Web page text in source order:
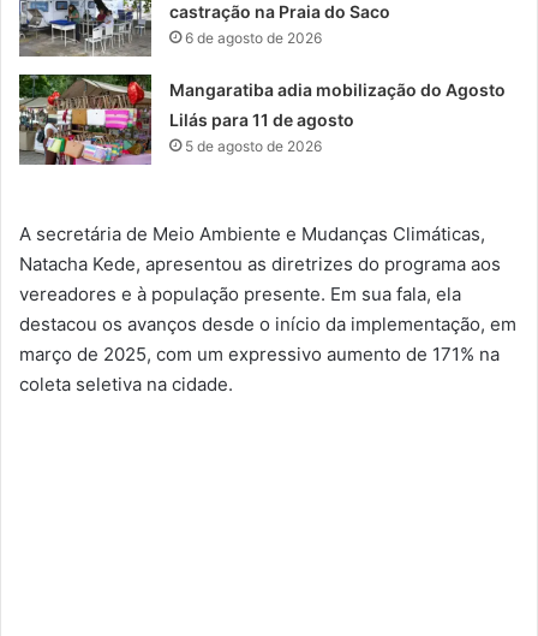
castração na Praia do Saco
6 de agosto de 2026
Mangaratiba adia mobilização do Agosto
Lilás para 11 de agosto
5 de agosto de 2026
A secretária de Meio Ambiente e Mudanças Climáticas,
Natacha Kede, apresentou as diretrizes do programa aos
vereadores e à população presente. Em sua fala, ela
destacou os avanços desde o início da implementação, em
março de 2025, com um expressivo aumento de 171% na
coleta seletiva na cidade.